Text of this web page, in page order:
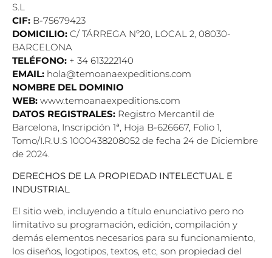
S.L
CIF: B-75679423
DOMICILIO: C/ TÁRREGA Nº20, LOCAL 2, 08030-
BARCELONA
TELÉFONO: + 34 613222140
EMAIL: hola@temoanaexpeditions.com
NOMBRE DEL DOMINIO
WEB: www.temoanaexpeditions.com
DATOS REGISTRALES: Registro Mercantil de
Barcelona, Inscripción 1ª, Hoja B-626667, Folio 1,
Tomo/I.R.U.S 1000438208052 de fecha 24 de Diciembre
de 2024.
DERECHOS DE LA PROPIEDAD INTELECTUAL E
INDUSTRIAL
El sitio web, incluyendo a título enunciativo pero no
limitativo su programación, edición, compilación y
demás elementos necesarios para su funcionamiento,
los diseños, logotipos, textos, etc, son propiedad del